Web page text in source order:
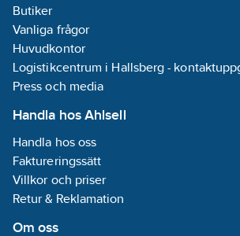
Butiker
Vanliga frågor
Huvudkontor
Logistikcentrum i Hallsberg -
Press och media
Handla hos Ahlsell
Handla hos oss
Faktureringssätt
Villkor och priser
Retur & Reklamation
Om oss